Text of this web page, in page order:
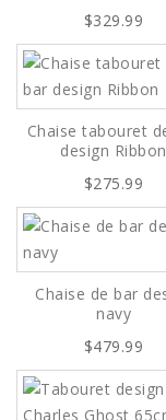
$329.99
Chaise tabouret
design Ribbon
$275.99
Chaise de bar
navy
$479.99